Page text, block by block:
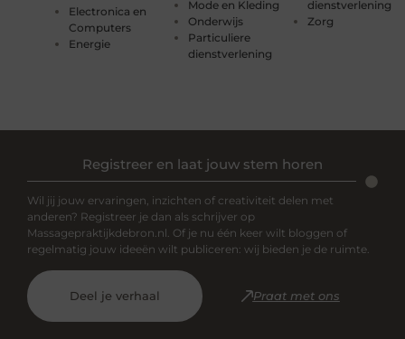
Electronica en
Computers
Energie
Mode en Kleding
Onderwijs
Particuliere
dienstverlening
dienstverlening
Zorg
Registreer en laat jouw stem horen
Wil jij jouw ervaringen, inzichten of creativiteit delen met
anderen? Registreer je dan als schrijver op
Massagepraktijkdebron.nl. Of je nu één keer wilt bloggen of
regelmatig jouw ideeën wilt publiceren: wij bieden je de ruimte.
Deel je verhaal Praat met ons